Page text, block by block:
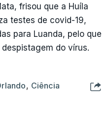
frisou que a Huíla
testes de covid-19,
para Luanda, pelo que
do vírus.
, Ciência